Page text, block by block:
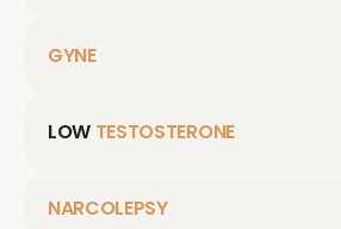
GYNE
LOW TESTOSTERONE
NARCOLEPSY